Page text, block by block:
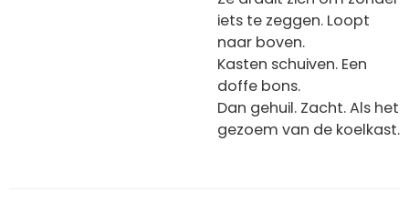
iets te zeggen. Loopt
naar boven.
Kasten schuiven. Een
doffe bons.
Dan gehuil. Zacht. Als het
gezoem van de koelkast.